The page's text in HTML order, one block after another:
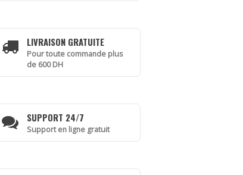
LIVRAISON GRATUITE
Pour toute commande plus
de 600 DH
SUPPORT 24/7
Support en ligne gratuit